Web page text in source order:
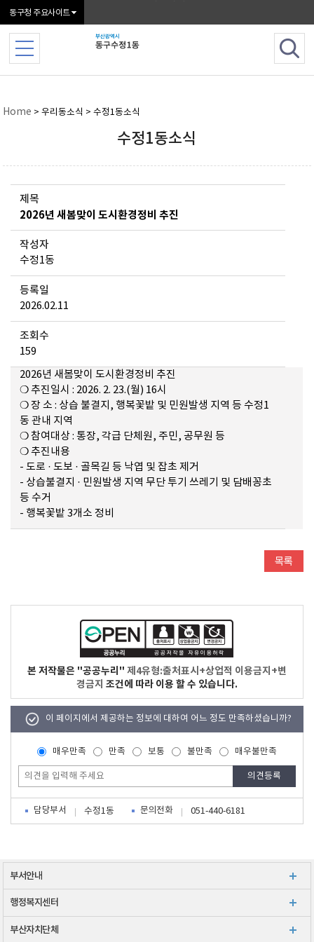
동구청 주요사이트
Home > 우리동소식 > 수정1동소식
수정1동소식
제목
2026년 새봄맞이 도시환경정비 추진
작성자
수정1동
등록일
2026.02.11
조회수
159
2026년 새봄맞이 도시환경정비 추진
❍ 추진일시 : 2026. 2. 23.(월) 16시
❍ 장 소 : 상습 불결지, 행복꽃밭 및 민원발생 지역 등 수정1
동 관내 지역
❍ 참여대상 : 통장, 각급 단체원, 주민, 공무원 등
❍ 추진내용
- 도로 · 도보 · 골목길 등 낙엽 및 잡초 제거
- 상습불결지 · 민원발생 지역 무단 투기 쓰레기 및 담배꽁초
등 수거
- 행복꽃밭 3개소 정비
본 저작물은 "공공누리" 제4유형:출처표시+상업적 이용금지+변
경금지 조건에 따라 이용 할 수 있습니다.
이 페이지에서 제공하는 정보에 대하여 어느 정도 만족하셨습니까?
매우만족 만족 보통 불만족 매우불만족
담당부서 수정1동 문의전화 051-440-6181
부서안내
행정복지센터
부산자치단체